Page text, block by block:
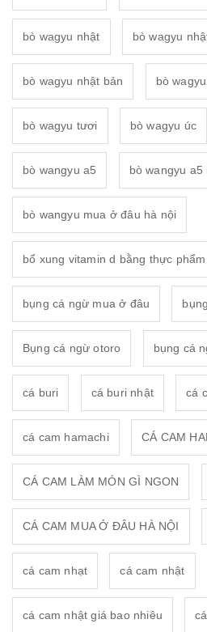
bò wagyu nhật bò wagyu
bò wagyu nhật bản bò
bò wagyu tươi bò wagyu úc
bò wangyu a5 bò wangyu a5
bò wangyu mua ở đâu hà nội
bổ xung vitamin d bằng thực phẩm
bụng cá ngừ mua ở đâu
Bụng cá ngừ otoro bụng cá
cá buri cá buri nhật cá
cá cam hamachi CÁ CAM
CÁ CAM LÀM MÓN GÌ NGON
CÁ CAM MUA Ở ĐÂU HÀ NỘI
cá cam nhạt cá cam nhật
cá cam nhật giá bao nhiêu